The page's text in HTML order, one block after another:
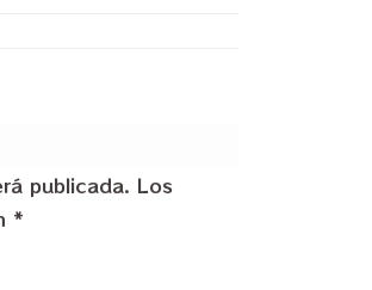
publicada. Los
*